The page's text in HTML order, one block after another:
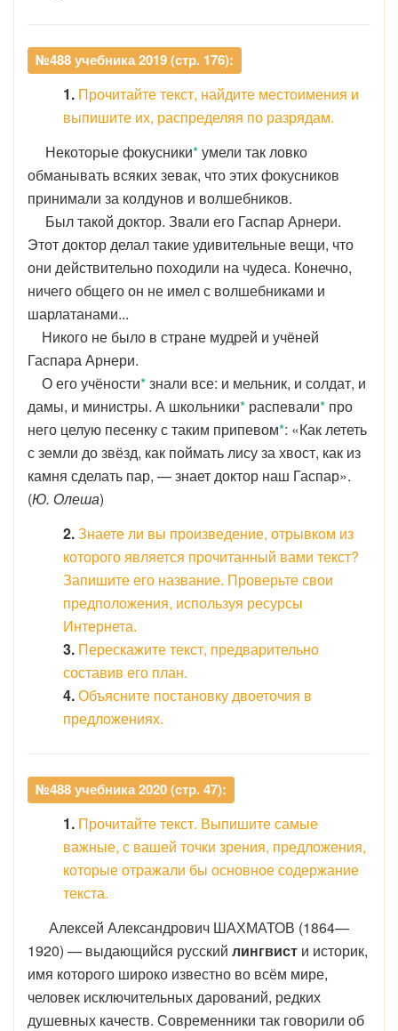
№488 учебника 2019 (стр. 176):
1. Прочитайте текст, найдите местоимения и
выпишите их, распределяя по разрядам.
Некоторые фокусники*умели так ловко
обманывать всяких зевак, что этих фокусников
принимали за колдунов и волшебников.
Был такой доктор. Звали его Гаспар Арнери.
Этот доктор делал такие удивительные вещи, что
они действительно походили на чудеса. Конечно,
ничего общего он не имел с волшебниками и
шарлатанами...
Никого не было в стране мудрей и учёней
Гаспара Арнери.
О его учёности*знали все: и мельник, и солдат, и
дамы, и министры. А школьники* распевали* про
него целую песенку с таким припевом*: «Как лететь
с земли до звёзд, как поймать лису за хвост, как из
камня сделать пар, — знает доктор наш Гаспар».
(Ю. Олеша)
2.Знаете ли вы произведение, отрывком из
которого является прочитанный вами текст?
Запишите его название. Проверьте свои
предположения, используя ресурсы
Интернета.
3. Перескажите текст, предварительно
составив его план.
4.Объясните постановку двоеточия в
предложениях.
№488 учебника 2020 (стр. 47):
1. Прочитайте текст. Выпишите самые
важные, с вашей точки зрения, предложения,
которые отражали бы основное содержание
текста.
Алексей Александрович ШАХМАТОВ (1864—
1920) — выдающийся русский лингвист и историк,
имя которого широко известно во всём мире,
человек исключительных дарований, редких
душевных качеств. Современники так говорили об